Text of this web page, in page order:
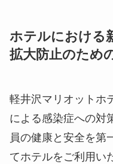
ホテルにおける
拡大防止のため
軽井沢マリオットホ
による感染症への対
員の健康と安全を第
てホテルをご利用い